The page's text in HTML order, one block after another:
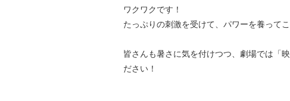
ワクワクです！
たっぷりの刺激を受けて、パワーを養ってこ
皆さんも暑さに気を付けつつ、劇場では「
ださい！